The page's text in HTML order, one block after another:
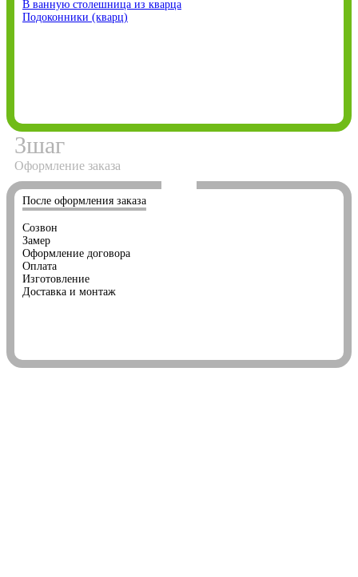
В ванную столешница из кварца
Подоконники (кварц)
3шаг
Оформление заказа
После оформления заказа
Созвон
Замер
Оформление договора
Оплата
Изготовление
Доставка и монтаж